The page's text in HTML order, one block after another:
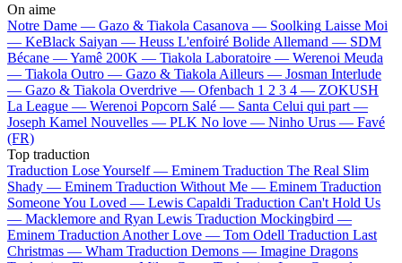
On aime
Notre Dame — Gazo & Tiakola Casanova — Soolking Laisse Moi
— KeBlack Saiyan — Heuss L'enfoiré Bolide Allemand — SDM
Bécane —Yamê 200K — Tiakola Laboratoire — Werenoi Meuda
— Tiakola Outro — Gazo & Tiakola Ailleurs — Josman Interlude
— Gazo & Tiakola Overdrive — Ofenbach 1 2 3 4 — ZOKUSH
La League — Werenoi Popcorn Salé — Santa Celui qui part —
Joseph Kamel Nouvelles — PLK No love — Ninho Urus — Favé
(FR)
Top traduction
Traduction Lose Yourself — Eminem Traduction The Real Slim
Shady — Eminem Traduction Without Me — Eminem Traduction
Someone You Loved — Lewis Capaldi Traduction Can't Hold Us
— Macklemore and Ryan Lewis Traduction Mockingbird —
Eminem Traduction Another Love — Tom Odell Traduction Last
Christmas — Wham Traduction Demons — Imagine Dragons